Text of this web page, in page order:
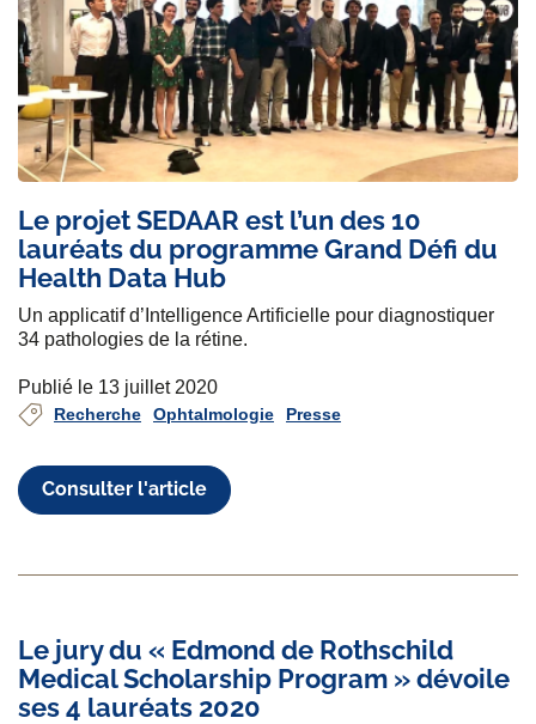
Le projet SEDAAR est l’un des 10
lauréats du programme Grand Défi du
Health Data Hub
Un applicatif d’Intelligence Artificielle pour diagnostiquer
34 pathologies de la rétine.
Publié le 13 juillet 2020
Recherche Ophtalmologie Presse
Consulter l'article
Le jury du « Edmond de Rothschild
Medical Scholarship Program » dévoile
ses 4 lauréats 2020